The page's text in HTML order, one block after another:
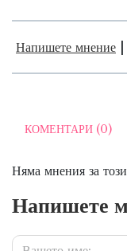
Напишете мнение
КОМЕНТАРИ (0)
Няма мнения за
Напишете